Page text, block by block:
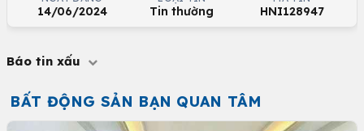
14/06/2024 Tin thường HNI128947
Báo tin xấu
BẤT ĐỘNG SẢN BẠN QUAN TÂM